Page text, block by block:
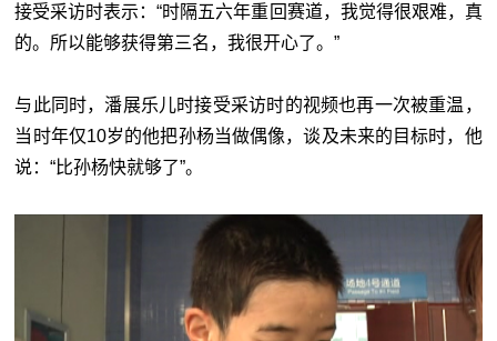
接受采访时表示：“时隔五六年重回赛道，我觉得很艰难，真
的。所以能够获得第三名，我很开心了。”
与此同时，潘展乐儿时接受采访时的视频也再一次被重温，
当时年仅10岁的他把孙杨当做偶像，谈及未来的目标时，他
说：“比孙杨快就够了”。